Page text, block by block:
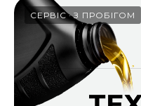
СЕРВІС З ПРОБІГОМ